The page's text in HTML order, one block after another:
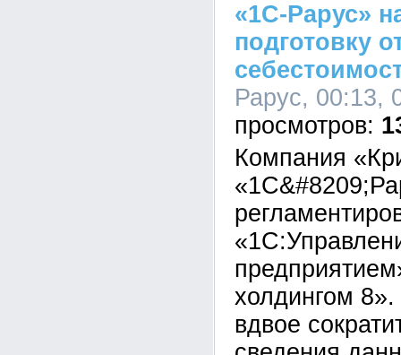
«1С-Рарус»
подготовку
Рарус, 00:13,
Компания
холдингом
вдвое